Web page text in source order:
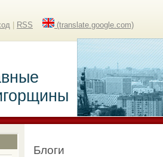
RSS (translate.google.com)
Блоги